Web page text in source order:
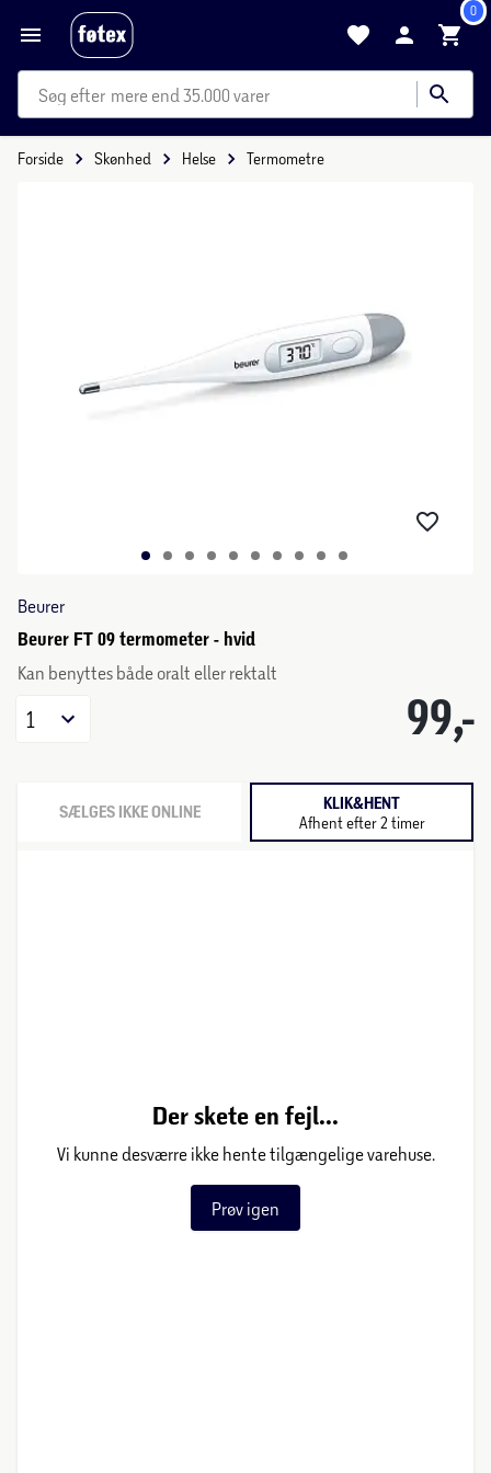
0
mere end 35.000 varer
Forside Skønhed Helse Termometre
Beurer
Beurer FT 09 termometer - hvid
Kan benyttes både oralt eller rektalt
99,-
1
SÆLGES IKKE ONLINE KLIK&HENT
Afhent efter 2 timer
Der skete en fejl...
Vi kunne desværre ikke hente tilgængelige varehuse.
Prøv igen